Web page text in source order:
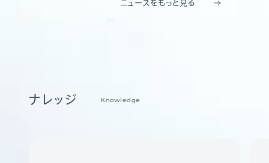
ニュースをもっと見る
ナレッジ Knowledge